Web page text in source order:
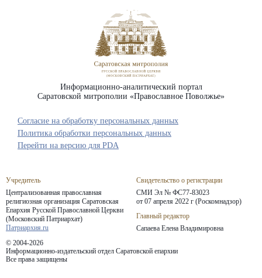
Информационно-аналитический портал
Саратовской митрополии «Православное Поволжье»
Учредитель
Централизованная православная
религиозная организация Саратовская
Епархия Русской Православной Церкви
(Московский Патриархат)
Патриархия.ru
Свидетельство о регистрации
СМИ Эл № ФС77-83023
от 07 апреля 2022 г (Роскомнадзор)
Главный редактор
Сапаева Елена Владимировна
© 2004-2026
Информационно-издательский отдел Саратовской епархии
Все права защищены
Согласие на обработку персональных данных
Политика обработки персональных данных
Перейти на версию для PDA